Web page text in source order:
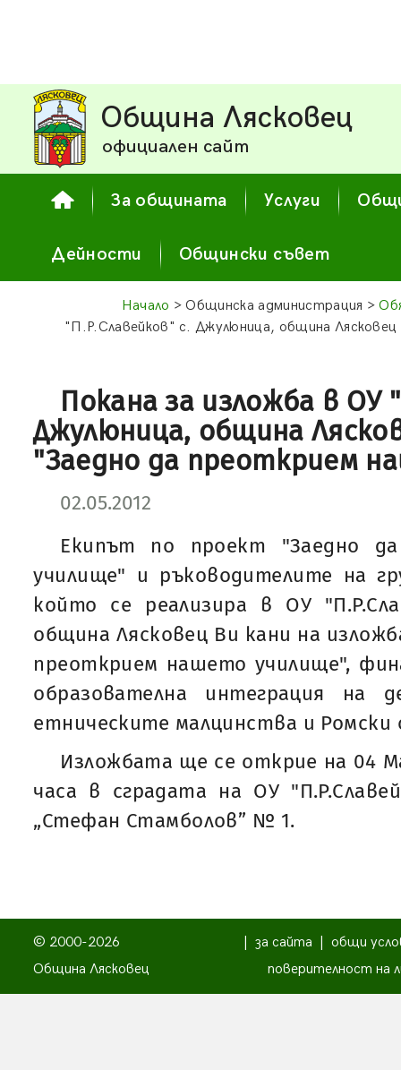
Община Лясковец
официален сайт
За общината Услуги
Дейности Общински съвет
Начало > Общинска администрация >
"П.Р.Славейков" с. Джулюница, община
Покана за изложба в ОУ
Джулюница, община
"Заедно да преоткрием
02.05.2012
Екипът по проект "Заедно
училище" и ръководителите на
който се реализира в ОУ
община Лясковец Ви кани на
преоткрием нашето училище",
образователна интеграция на
етническите малцинства и Ромски
Изложбата ще се открие на 04
часа в сградата на ОУ
„Стефан Стамболов” № 1.
© 2000-2026
Община Лясковец
за сайта
общи
поверителност на